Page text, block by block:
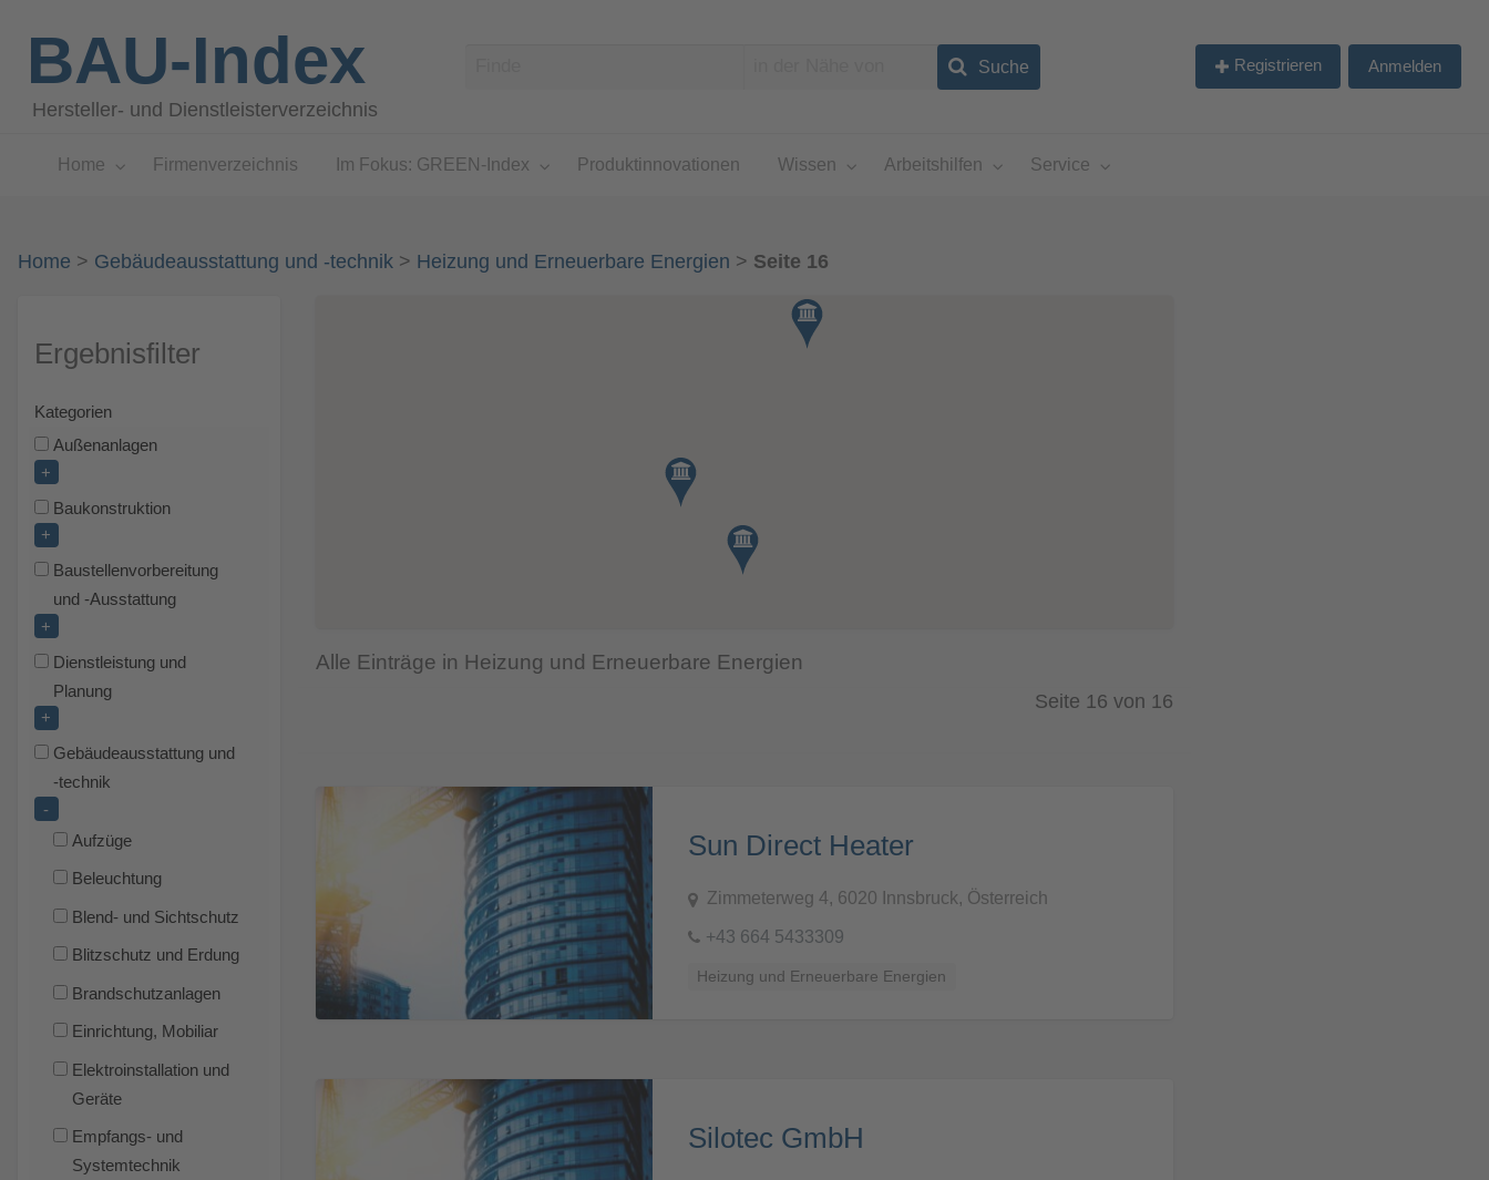
BAU-Index
Hersteller- und Dienstleisterverzeichnis
Registrieren Anmelden
Home Firmenverzeichnis Im Fokus: GREEN-Index Produktinnovationen Wissen Arbeitshilfen Service
Home > Gebäudeausstattung und -technik> Heizung und Erneuerbare Energien > Seite 16
Ergebnisfilter
Kategorien
Außenanlagen
+
Baukonstruktion
+
Baustellenvorbereitung
und -Ausstattung
+
Dienstleistung und
Planung
+
Gebäudeausstattung und
-technik
-
Aufzüge
Beleuchtung
Blend- und Sichtschutz
Blitzschutz und Erdung
Brandschutzanlagen
Einrichtung, Mobiliar
Elektroinstallation und
Geräte
Empfangs- und
Systemtechnik
Alle Einträge in Heizung und Erneuerbare Energien
Seite 16 von 16
Sun Direct Heater
Zimmeterweg 4, 6020 Innsbruck, Österreich
+43 664 5433309
Heizung und Erneuerbare Energien
Silotec GmbH